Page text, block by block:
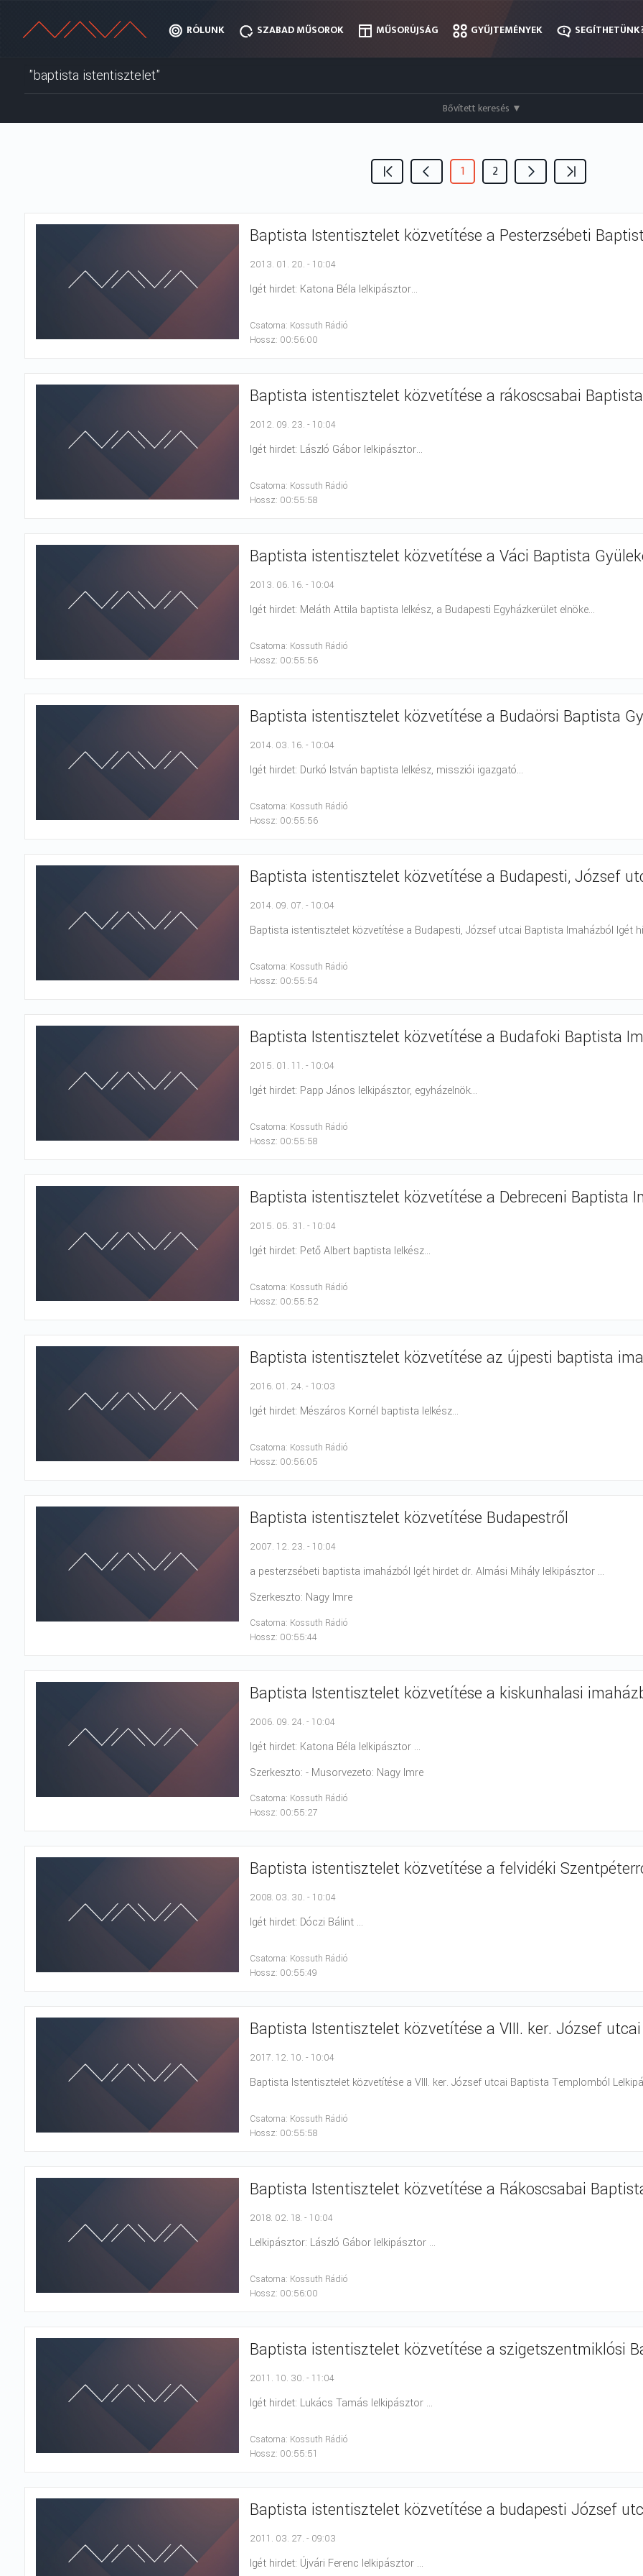
RÓLUNK SZABAD MŰSOROK MŰSORÚJSÁG GYŰJTEMÉNYEK
RÓLUNK SZABAD MŰSOROK MŰSORÚJSÁG GYŰJTEMÉNYEK
Bővített keresés ▼
1 2
Baptista Istentisztelet közvetítése a Pesterzsébeti
2013. 01. 20. - 10:04
Igét hirdet: Katona Béla lelkipásztor...
Csatorna: Kossuth Rádió
Hossz: 00:56:00
Baptista istentisztelet közvetítése a rákoscsabai
2012. 09. 23. - 10:04
Igét hirdet: László Gábor lelkipásztor...
Csatorna: Kossuth Rádió
Hossz: 00:55:58
Baptista istentisztelet közvetítése a Váci Baptista
2013. 06. 16. - 10:04
Igét hirdet: Meláth Attila baptista lelkész, a Budapesti Egyházkerület elnöke...
Csatorna: Kossuth Rádió
Hossz: 00:55:56
Baptista istentisztelet közvetítése a Budaörsi Baptista
2014. 03. 16. - 10:04
Igét hirdet: Durkó István baptista lelkész, missziói igazgató...
Csatorna: Kossuth Rádió
Hossz: 00:55:56
Baptista istentisztelet közvetítése a Budapesti, József
2014. 09. 07. - 10:04
Baptista istentisztelet közvetítése a Budapesti, József utcai Baptista Imaházból Igét
Csatorna: Kossuth Rádió
Hossz: 00:55:54
Baptista Istentisztelet közvetítése a Budafoki Baptista
2015. 01. 11. - 10:04
Igét hirdet: Papp János lelkipásztor, egyházelnök...
Csatorna: Kossuth Rádió
Hossz: 00:55:58
Baptista istentisztelet közvetítése a Debreceni Baptista
2015. 05. 31. - 10:04
Igét hirdet: Pető Albert baptista lelkész...
Csatorna: Kossuth Rádió
Hossz: 00:55:52
Baptista istentisztelet közvetítése az újpesti baptista
2016. 01. 24. - 10:03
Igét hirdet: Mészáros Kornél baptista lelkész...
Csatorna: Kossuth Rádió
Hossz: 00:56:05
Baptista istentisztelet közvetítése Budapestről
2007. 12. 23. - 10:04
a pesterzsébeti baptista imaházból Igét hirdet dr. Almási Mihály lelkipásztor ...
Szerkeszto: Nagy Imre
Csatorna: Kossuth Rádió
Hossz: 00:55:44
Baptista Istentisztelet közvetítése a kiskunhalasi
2006. 09. 24. - 10:04
Igét hirdet: Katona Béla lelkipásztor ...
Szerkeszto: - Musorvezeto: Nagy Imre
Csatorna: Kossuth Rádió
Hossz: 00:55:27
Baptista istentisztelet közvetítése a felvidéki
2008. 03. 30. - 10:04
Igét hirdet: Dóczi Bálint ...
Csatorna: Kossuth Rádió
Hossz: 00:55:49
Baptista Istentisztelet közvetítése a VIII. ker. József
2017. 12. 10. - 10:04
Baptista Istentisztelet közvetítése a VIII. ker. József utcai Baptista Templomból
Csatorna: Kossuth Rádió
Hossz: 00:55:58
Baptista Istentisztelet közvetítése a Rákoscsabai
2018. 02. 18. - 10:04
Lelkipásztor: László Gábor lelkipásztor ...
Csatorna: Kossuth Rádió
Hossz: 00:56:00
Baptista istentisztelet közvetítése a szigetszentmiklósi
2011. 10. 30. - 11:04
Igét hirdet: Lukács Tamás lelkipásztor ...
Csatorna: Kossuth Rádió
Hossz: 00:55:51
Baptista istentisztelet közvetítése a budapesti József
2011. 03. 27. - 09:03
Igét hirdet: Újvári Ferenc lelkipásztor ...